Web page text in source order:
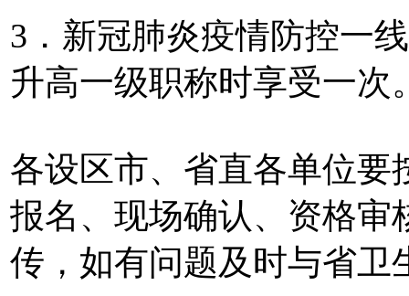
3．新冠肺炎疫情防控一
升高一级职称时享受一次
各设区市、省直各单位要
报名、现场确认、资格审
传，如有问题及时与省卫